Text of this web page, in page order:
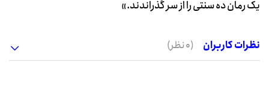
یک رمان ده سنتی را از سر گذراندند.»
نظرات کاربران (0 نظر)